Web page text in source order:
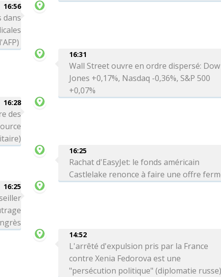
16:56
dans
16:31
Wall Street ouvre en ordre dispersé: Dow
Jones +0,17%, Nasdaq -0,36%, S&P 500
+0,07%
16:28
des
16:25
Rachat d'EasyJet: le fonds américain
Castlelake renonce à faire une offre
16:25
14:52
L'arrêté d'expulsion pris par la France
contre Xenia Fedorova est une
"persécution politique" (diplomatie